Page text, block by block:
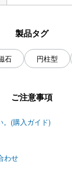
製品タグ
石 円柱型
ご注意事項
。(購入ガイド)
わせ